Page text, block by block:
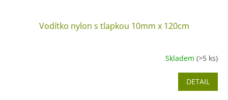
Vodítko nylon s tlapkou 10mm x 120cm
Skladem (>5 ks)
DETAIL